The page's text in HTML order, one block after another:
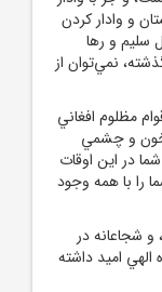
و وادار کردن
سليم و رها
نمي‌توان از
مظلوم افغاني
خون و چشمي
در اين اوقات
را با همه‌ وجود
و شجاعانه در
الهي اميد داشته